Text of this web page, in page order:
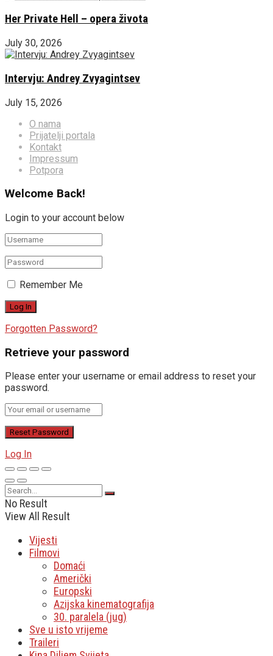
Her Private Hell – opera života
July 30, 2026
Intervju: Andrey Zvyagintsev
July 15, 2026
O nama
Prijatelji portala
Kontakt
Impressum
Potpora
Welcome Back!
Login to your account below
Remember Me
Forgotten Password?
Retrieve your password
Please enter your username or email address to reset your
password.
Log In
No Result
View All Result
Vijesti
Filmovi
Domaći
Američki
Europski
Azijska kinematografija
30. paralela (jug)
Sve u isto vrijeme
Traileri